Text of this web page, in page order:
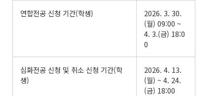
연합전공 신청 기간(학생)
2026. 3. 30.
(월) 09:00 ~
4. 3.(금) 18:0
0
심화전공 신청 및 취소 신청 기간(학
생)
2026. 4. 13.
(월) ~ 4. 24.
(금) 18:00